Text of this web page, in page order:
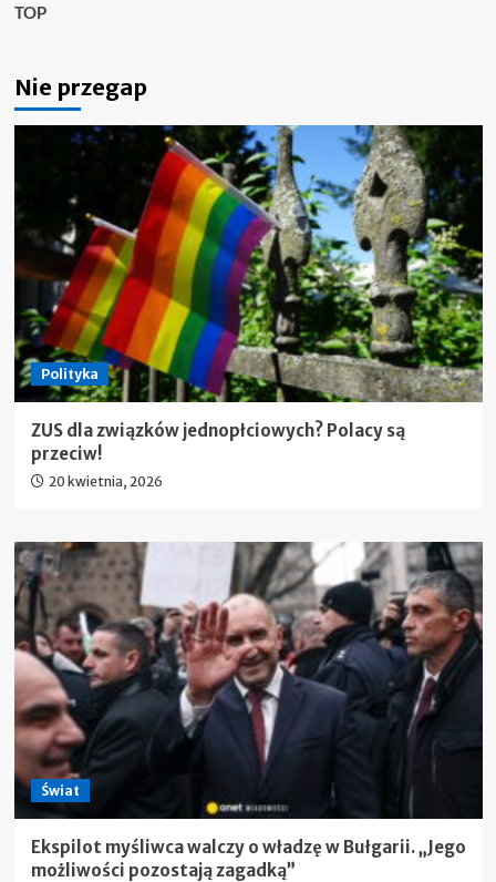
TOP
Nie przegap
Polityka
ZUS dla związków jednopłciowych? Polacy są
przeciw!
20 kwietnia, 2026
Świat
Ekspilot myśliwca walczy o władzę w Bułgarii. „Jego
możliwości pozostają zagadką”